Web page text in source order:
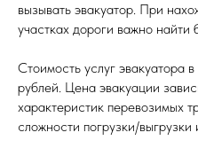
вызывать эвакуатор. При
участках дороги важно найти
Стоимость услуг эвакуатора
рублей. Цена эвакуации
характеристик перевозимых
сложности погрузки/